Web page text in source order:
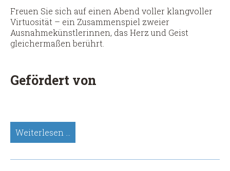
Freuen Sie sich auf einen Abend voller klangvoller
Virtuosität – ein Zusammenspiel zweier
Ausnahmekünstlerinnen, das Herz und Geist
gleichermaßen berührt.
Gefördert von
Weiterlesen …
Hannah
Schlubeck